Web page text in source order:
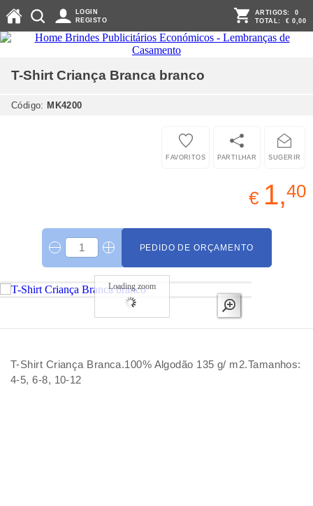
LOGIN
REGISTO
ARTIGOS: 0
TOTAL: € 0,00
T-Shirt Criança Branca branco
Código: MK4200
SUGERIR
PARTILHAR
FAVORITOS
€ 1,40
PEDIDO DE ORÇAMENTO
Loading zoom
T-Shirt Criança Branca.100% Algodão 135 g/ m2.Tamanhos:
4-5, 6-8, 10-12